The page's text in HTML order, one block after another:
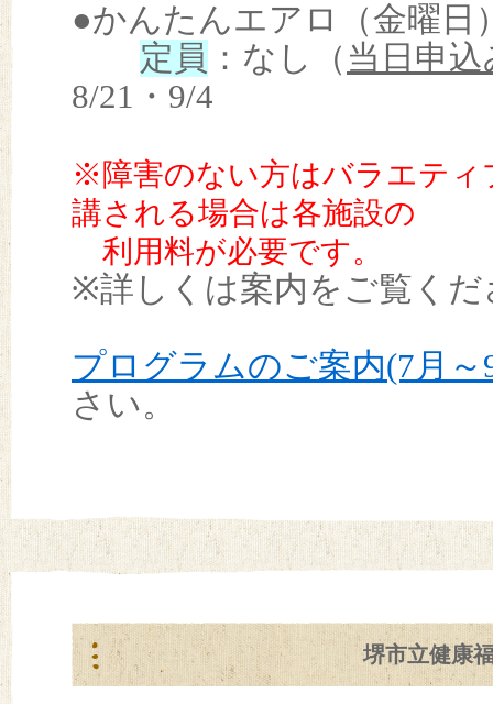
●かんたんエアロ（金曜
定員 ：なし（ 当日申込
8/21・9/4
※障害のない方はバラエテ
講される場合は各施設の
利用料が必要です。
※詳しくは案内をご覧くだ
プログラムのご案内(7月～
さい。
堺市立健康